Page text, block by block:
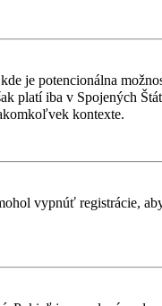
je potencionálna
platí iba v Spojených
kontexte.
vypnúť registrácie,